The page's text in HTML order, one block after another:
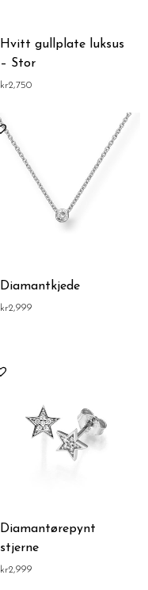
Hvitt gullplate luksus
– Stor
kr2,750
Diamantkjede
kr2,999
Diamantørepynt
stjerne
kr2,999